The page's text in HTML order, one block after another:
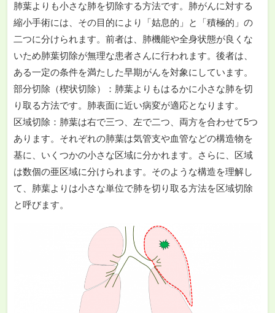
肺葉よりも小さな肺を切除する方法です。肺がんに対する
縮小手術には、その目的により「姑息的」と「積極的」の
二つに分けられます。前者は、肺機能や全身状態が良くな
いため肺葉切除が無理な患者さんに行われます。後者は、
ある一定の条件を満たした早期がんを対象にしています。
部分切除（楔状切除）：肺葉よりもはるかに小さな肺を切
り取る方法です。肺表面に近い病変が適応となります。
区域切除：肺葉は右で三つ、左で二つ、両方を合わせて5つ
あります。それぞれの肺葉は気管支や血管などの構造物を
基に、いくつかの小さな区域に分かれます。さらに、区域
は数個の亜区域に分けられます。そのような構造を理解し
て、肺葉よりは小さな単位で肺を切り取る方法を区域切除
と呼びます。